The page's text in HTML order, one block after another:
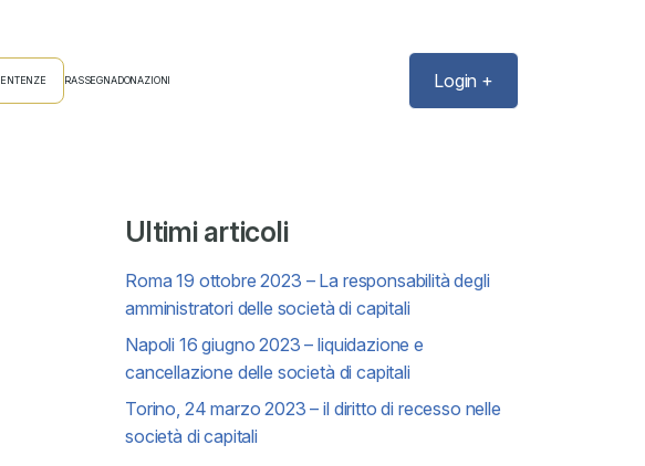
RASSEGNADONAZIONI Login +
Ultimi articoli
Roma 19 ottobre 2023 – La responsabilità degli
amministratori delle società di capitali
Napoli 16 giugno 2023 – liquidazione e
cancellazione delle società di capitali
Torino, 24 marzo 2023 – il diritto di recesso nelle
società di capitali